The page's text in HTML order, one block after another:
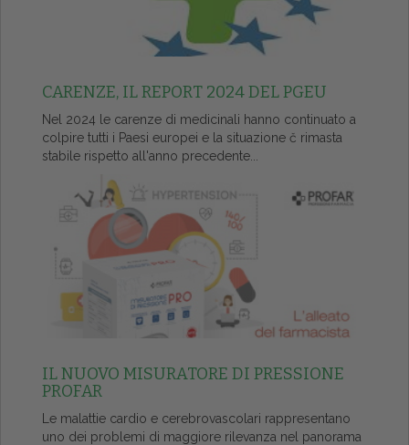
CARENZE, IL REPORT 2024 DEL PGEU
Nel 2024 le carenze di medicinali hanno continuato a
colpire tutti i Paesi europei e la situazione č rimasta
stabile rispetto all'anno precedente...
IL NUOVO MISURATORE DI PRESSIONE
PROFAR
Le malattie cardio e cerebrovascolari rappresentano
uno dei problemi di maggiore rilevanza nel panorama